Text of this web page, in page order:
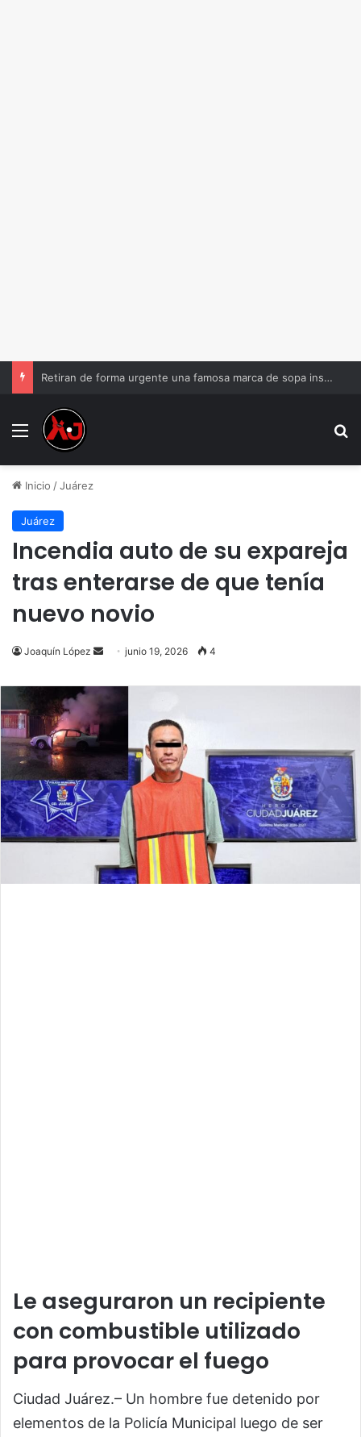
Retiran de forma urgente una famosa marca de sopa instantánea; podría causar reacciones mortales
Menu
Inicio /Juárez
Juárez
Incendia auto de su expareja
tras enterarse de que tenía
nuevo novio
Joaquín López
Send
email
junio 19, 2026 4
Le aseguraron un recipiente
con combustible utilizado
para provocar el fuego
Ciudad Juárez.– Un hombre fue detenido por
elementos de la Policía Municipal luego de ser